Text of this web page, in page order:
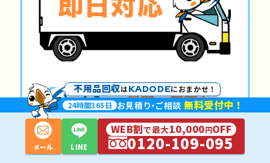
不用品回収はKADODEにおまかせ！
24時間365 日 お見積り・ご相談 無料受付中！
メール LINE
WEB割で最大10,000円OFF
0120-109-095